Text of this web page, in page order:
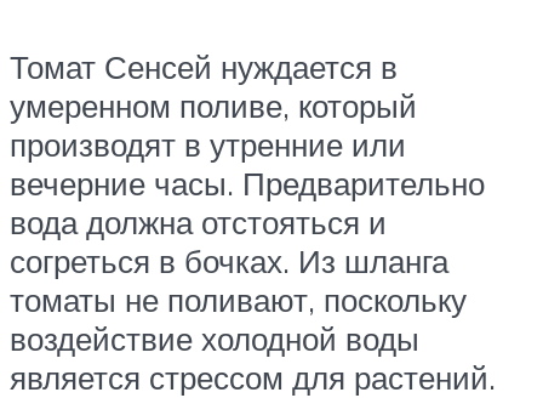
Томат Сенсей нуждается в
умеренном поливе, который
производят в утренние или
вечерние часы. Предварительно
вода должна отстояться и
согреться в бочках. Из шланга
томаты не поливают, поскольку
воздействие холодной воды
является стрессом для растений.